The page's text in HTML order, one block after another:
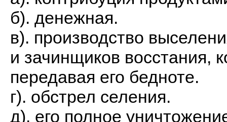
б). денежная.
в). производство
и зачинщиков восстания,
передавая его бедноте.
г). обстрел селения.
д). его полное